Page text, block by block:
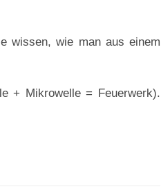
wissen, wie man aus einem
+ Mikrowelle = Feuerwerk).